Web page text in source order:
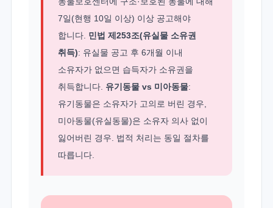
7일(현행 10일 이상) 이상 공고해야
합니다. 민법 제253조(유실물 소유권
취득): 유실물 공고 후 6개월 이내
소유자가 없으면 습득자가 소유권을
취득합니다. 유기동물 vs 미아동물:
유기동물은 소유자가 고의로 버린 경우,
미아동물(유실동물)은 소유자 의사 없이
잃어버린 경우. 법적 처리는 동일 절차를
따릅니다.